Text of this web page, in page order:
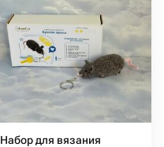
Набор для вязания